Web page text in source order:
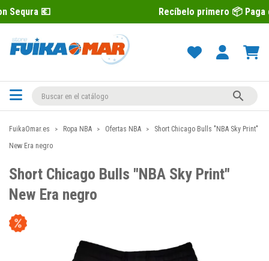
Recíbelo primero 📦 Paga después

FuikaOmar.es Ropa NBA Ofertas NBA
Short Chicago Bulls "NBA Sky Print"
New Era negro
Short Chicago Bulls "NBA Sky Print"
New Era negro